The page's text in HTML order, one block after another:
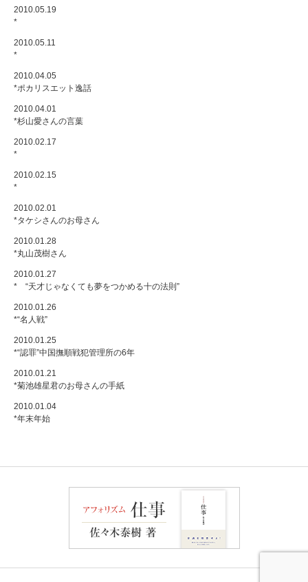
2010.05.19
*
2010.05.11
*
2010.04.05
*ポカリスエット逸話
2010.04.01
*杉山愛さんの言葉
2010.02.17
*
2010.02.15
*
2010.02.01
*タケシさんのお母さん
2010.01.28
*丸山茂樹さん
2010.01.27
* “天才じゃなくても夢をつかめる十の法則”
2010.01.26
*“名人戦”
2010.01.25
*“認罪”中国撫順戦犯管理所の6年
2010.01.21
*菊池雄星君のお母さんの手紙
2010.01.04
*年末年始